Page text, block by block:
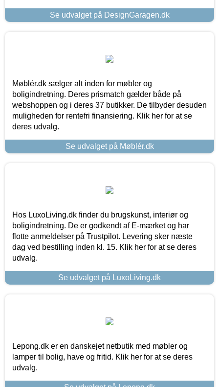
Se udvalget på DesignGaragen.dk
Møblér.dk sælger alt inden for møbler og
boligindretning. Deres prismatch gælder både på
webshoppen og i deres 37 butikker. De tilbyder desuden
muligheden for rentefri finansiering. Klik her for at se
deres udvalg.
Se udvalget på Møblér.dk
Hos LuxoLiving.dk finder du brugskunst, interiør og
boligindretning. De er godkendt af E-mærket og har
flotte anmeldelser på Trustpilot. Levering sker næste
dag ved bestilling inden kl. 15. Klik her for at se deres
udvalg.
Se udvalget på LuxoLiving.dk
Lepong.dk er en danskejet netbutik med møbler og
lamper til bolig, have og fritid. Klik her for at se deres
udvalg.